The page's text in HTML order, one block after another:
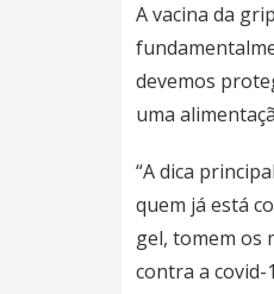
A vacina da
devemos
uma
“A dica
quem já está
gel, tomem os
contra a covid-